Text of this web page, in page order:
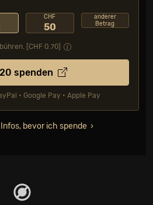
CHF
50
anderer
Betrag
[CHF 0.70
20 spenden
• Google Pay • Apple Pay
bevor ich spende